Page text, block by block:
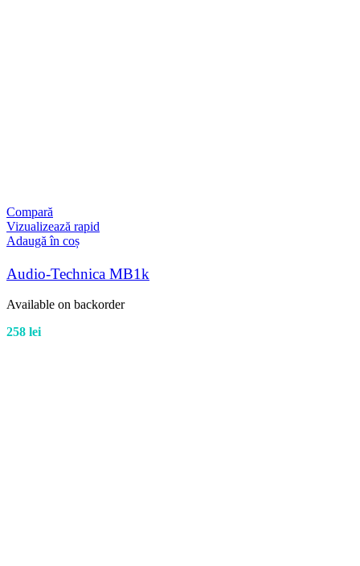
Compară
Vizualizează rapid
Adaugă în coș
Audio-Technica MB1k
Available on backorder
258 lei